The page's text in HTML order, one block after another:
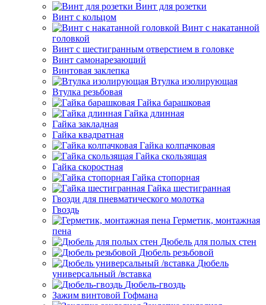
Винт для розетки
Винт с кольцом
Винт с накатанной
головкой
Винт с шестигранным отверстием в головке
Винт самонарезающий
Винтовая заклепка
Втулка изолирующая
Втулка резьбовая
Гайка барашковая
Гайка длинная
Гайка закладная
Гайка квадратная
Гайка колпачковая
Гайка скользящая
Гайка скоростная
Гайка стопорная
Гайка шестигранная
Гвозди для пневматического молотка
Гвоздь
Герметик, монтажная
пена
Дюбель для полых стен
Дюбель резьбовой
Дюбель
универсальный /вставка
Дюбель-гвоздь
Зажим винтовой Гофмана